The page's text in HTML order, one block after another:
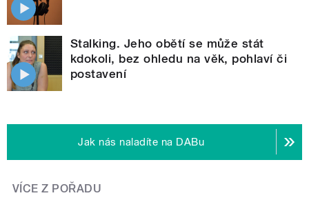
Stalking. Jeho obětí se může stát
kdokoli, bez ohledu na věk, pohlaví či
postavení
Jak nás naladíte na DABu
VÍCE Z POŘADU